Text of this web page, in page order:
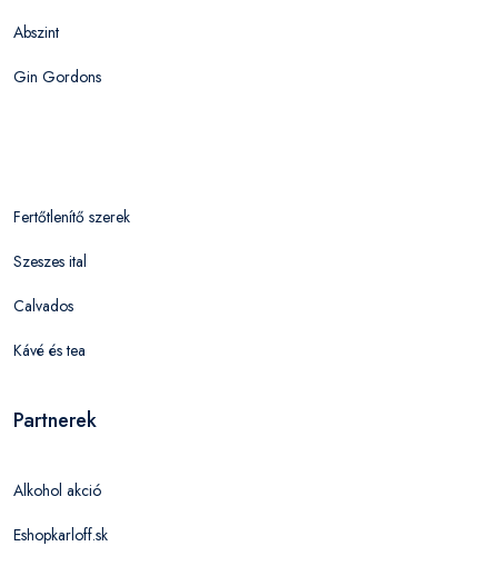
Abszint
Gin Gordons
Fertőtlenítő szerek
Szeszes ital
Calvados
Kávé és tea
Partnerek
Alkohol akció
Eshopkarloff.sk